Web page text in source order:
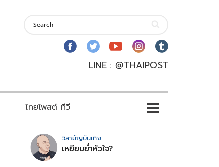
LINE : @THAIPOST
ไทยโพสต์ ทีวี
วิสามัญบันเทิง
เหยียบย่ำหัวใจ?